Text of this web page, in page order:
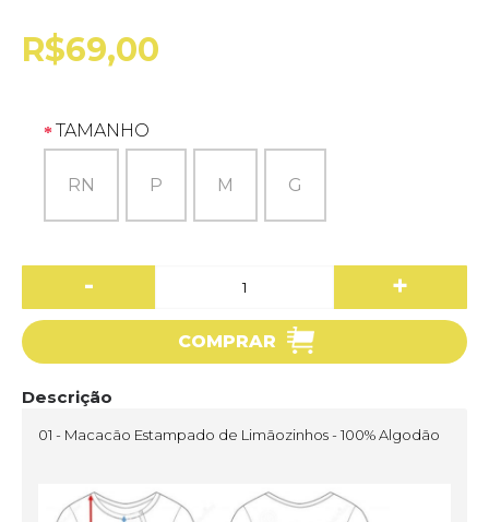
R$69,00
TAMANHO
RN P M G
- +
COMPRAR
Descrição
01 - Macacão Estampado de Limãozinhos - 100% Algodão